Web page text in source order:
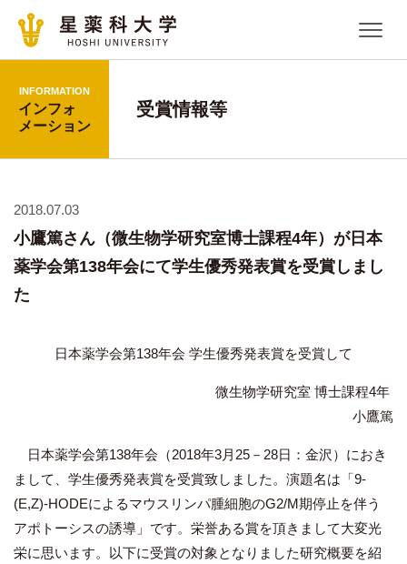
INFORMATION
インフォ
メーション
受賞情報等
2018.07.03
小鷹篤さん（微生物学研究室博士課程4年）が日本
薬学会第138年会にて学生優秀発表賞を受賞しまし
た
日本薬学会第138年会 学生優秀発表賞を受賞して
微生物学研究室 博士課程4年
小鷹篤
日本薬学会第138年会（2018年3月25－28日：金沢）におき
まして、学生優秀発表賞を受賞致しました。演題名は「9-
(E,Z)-HODEによるマウスリンパ腫細胞のG2/M期停止を伴う
アポトーシスの誘導」です。栄誉ある賞を頂きまして大変光
栄に思います。以下に受賞の対象となりました研究概要を紹